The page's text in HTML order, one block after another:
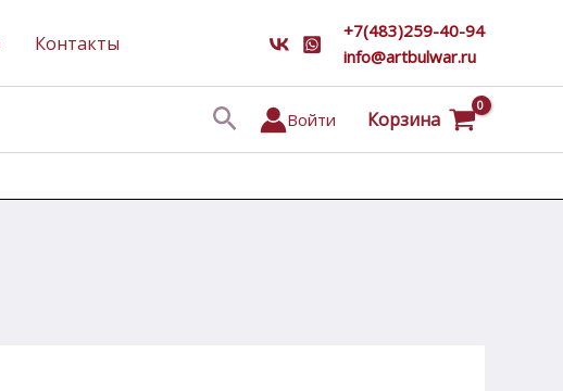
Контакты
+7(483)259-40-94
info@artbulwar.ru
ПоискВойти Корзина